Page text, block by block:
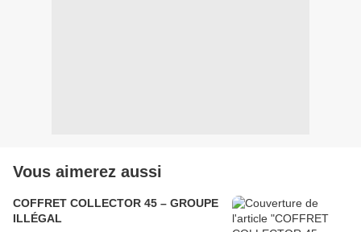
Vous aimerez aussi
COFFRET COLLECTOR 45 – GROUPE
ILLÉGAL